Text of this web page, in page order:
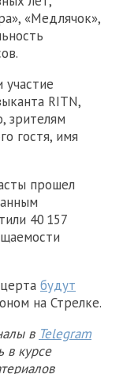
«Медлячок»,
участие
RITN,
зрителям
гостя, имя
прошел
40 157
будут
на Стрелке.
в Telegram
в курсе